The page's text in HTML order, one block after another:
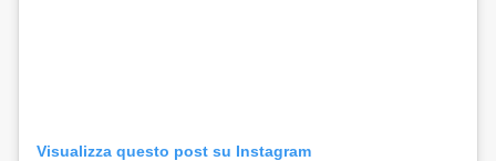
Visualizza questo post su Instagram